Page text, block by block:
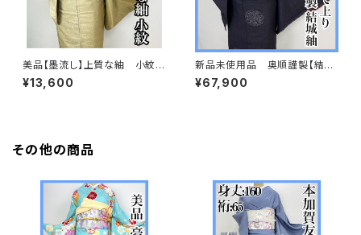
美品【墨流し】上質な紬 小紋
正絹 着物 袷s718
¥13,600
新品未使用品 奥順謹製【結城
紬】お仕立て上り おく玉 正絹
さが美 証紙s715
¥67,900
その他の商品